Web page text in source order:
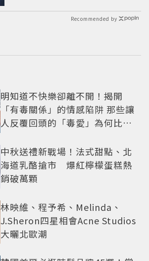
Recommended by
明知道不快樂卻離不開！揭開
「有毒關係」的情感陷阱 那些讓
人反覆回頭的「毒愛」為何比菸
中秋送禮新戰場！法式甜點、北
海道乳酪搶市 爆紅檸檬蛋糕熱
銷破萬顆
林映維、程予希、Melinda、
J.Sheron四星相會Acne Studios
大曬北歐潮